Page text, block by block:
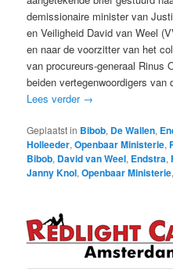
demissionaire minister van
en Veiligheid David van Weel
en naar de voorzitter van het
van procureurs-generaal Rinus
beiden vertegenwoordigers
Lees verder →
Geplaatst in Bibob, De Wallen,
Holleeder,Openbaar Ministerie,
Bibob, David van Weel, Endstra,
Janny Knol,Openbaar Ministerie,